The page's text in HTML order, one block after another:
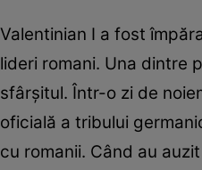
Valentinian I a fost
lideri romani. Una dintre
sfârşitul. Într-o zi de
oficială a tribului
cu romanii. Când au